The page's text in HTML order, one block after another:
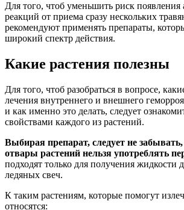
Для того, чтоб уменьшить риск появления
реакций от приема сразу нескольких
рекомендуют применять препараты,
широкий спектр действия.
Какие растения полезны
Для того, чтоб разобраться в вопросе,
лечения внутреннего и внешнего
и как именно это делать, следует
свойствами каждого из растений.
Выбирая препарат, следует не
отвары растений нельзя употреблять
подходят только для получения жидкости
ледяных свеч.
К таким растениям, которые помогут
относятся: